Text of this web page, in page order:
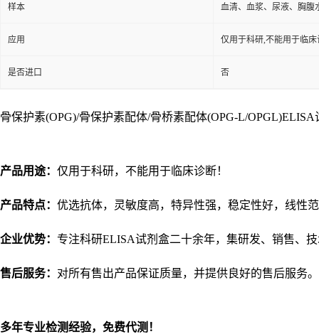
样本 血清、血浆、尿液、胸腹
应用 仅用于科研,不能用于临
是否进口 否
骨保护素(OPG)/骨保护素配体/骨桥素配体(OPG-L/
产品用途： 仅用于科研，不能用于临床诊断！
产品特点： 优选抗体，灵敏度高，特异性强，稳定性好，线性
企业优势： 专注科研ELISA试剂盒二十余年，集研发、销售、
售后服务： 对所有售出产品保证质量，并提供良好的售后服务。
多年专业检测经验，免费代测！